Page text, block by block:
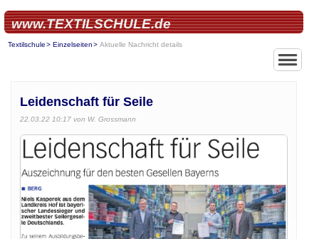
www.TEXTILSCHULE.de
Textilschule Einzelseiten Aktuelle Nachricht details
Leidenschaft für Seile
22.03.22 10:17 von W. Grossmann